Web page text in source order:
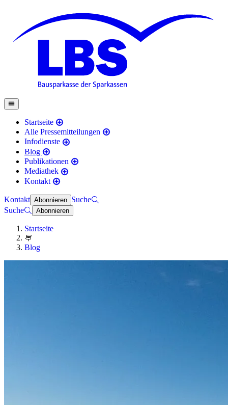
Startseite
Alle Pressemitteilungen
Infodienste
Blog
Publikationen
Mediathek
Kontakt
Kontakt Abonnieren Suche
Suche
Abonnieren
Startseite
Blog